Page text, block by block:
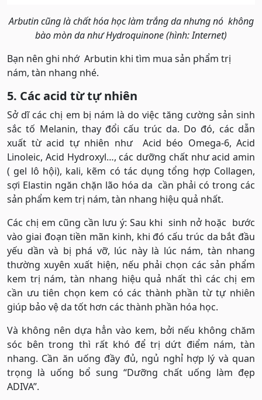
Arbutin cũng là chất hóa học làm trắng da nhưng nó không
bào mòn da như Hydroquinone (hình: Internet)
Bạn nên ghi nhớ Arbutin khi tìm mua sản phẩm trị
nám, tàn nhang nhé.
5. Các acid từ tự nhiên
Sở dĩ các chị em bị nám là do việc tăng cường sản sinh
sắc tố Melanin, thay đổi cấu trúc da. Do đó, các dẫn
xuất từ acid tự nhiên như Acid béo Omega-6, Acid
Linoleic, Acid Hydroxyl…, các dưỡng chất như acid amin
( gel lô hội), kali, kẽm có tác dụng tổng hợp Collagen,
sợi Elastin ngăn chặn lão hóa da cần phải có trong các
sản phẩm kem trị nám, tàn nhang hiệu quả nhất.
Các chị em cũng cần lưu ý: Sau khi sinh nở hoặc bước
vào giai đoạn tiền mãn kinh, khi đó cấu trúc da bắt đầu
yếu dần và bị phá vỡ, lúc này là lúc nám, tàn nhang
thường xuyên xuất hiện, nếu phải chọn các sản phẩm
kem trị nám, tàn nhang hiệu quả nhất thì các chị em
cần ưu tiên chọn kem có các thành phần từ tự nhiên
giúp bảo vệ da tốt hơn các thành phần hóa học.
Và không nên dựa hẳn vào kem, bởi nếu không chăm
sóc bên trong thì rất khó để trị dứt điểm nám, tàn
nhang. Cần ăn uống đầy đủ, ngủ nghỉ hợp lý và quan
trọng là uống bổ sung “Dưỡng chất uống làm đẹp
ADIVA”.